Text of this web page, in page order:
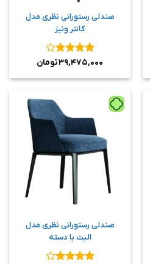
صندلی رستورانی نظری مدل
کانتر ونیز
نمره۴
۳۹,۴۷۵,۰۰۰تومان
صندلی رستورانی نظری مدل
الیت با دسته